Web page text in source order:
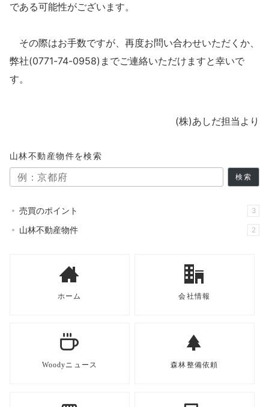
である可能性がございます。
その際はお手数ですが、再度お問い合わせいただくか、
弊社(0771-74-0958)までご連絡いただけますと幸いで
す。
(株)あしだ担当より
山林不動産物件を検索
検索
売買のポイント 3
山林不動産物件 2
ホーム 会社情報
Woodyニュース 森林整備依頼